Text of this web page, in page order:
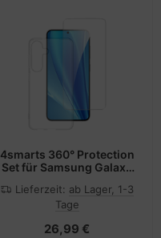
4smarts 360° Protection
Set für Samsung Galaxy
Lieferzeit: ab Lager, 1-3
Tage
26,99 €